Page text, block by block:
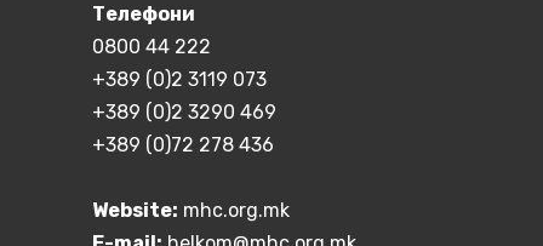
Телефони
0800 44 222
+389 (0)2 3119 073
+389 (0)2 3290 469
+389 (0)72 278 436
Website: mhc.org.mk